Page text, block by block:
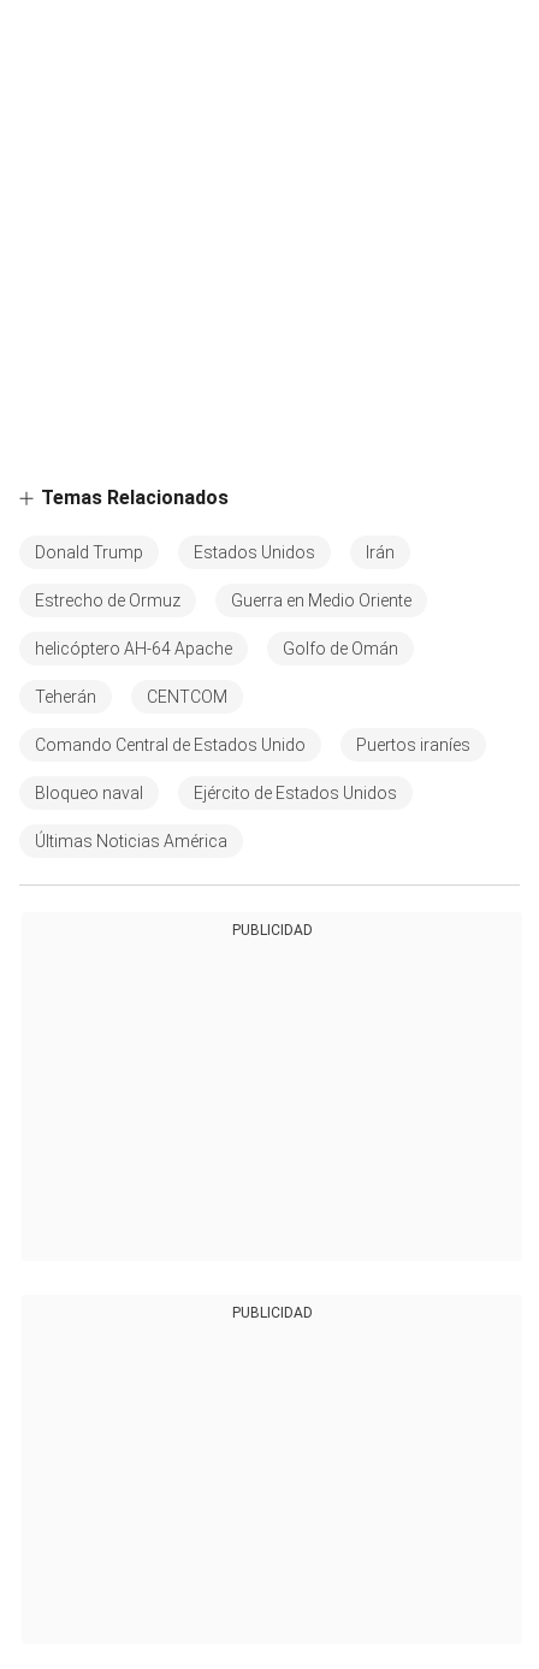
Temas Relacionados
Donald Trump Estados Unidos Irán
Estrecho de Ormuz Guerra en Medio Oriente
helicóptero AH-64 Apache Golfo de Omán
Teherán CENTCOM
Comando Central de Estados Unido Puertos iraníes
Bloqueo naval Ejército de Estados Unidos
Últimas Noticias América
PUBLICIDAD
PUBLICIDAD